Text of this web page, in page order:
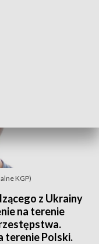
KGP)
z Ukrainy
na terenie
terenie Polski.